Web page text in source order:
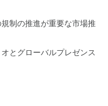
制の推進が重要な市場推
とグローバルプレゼンス